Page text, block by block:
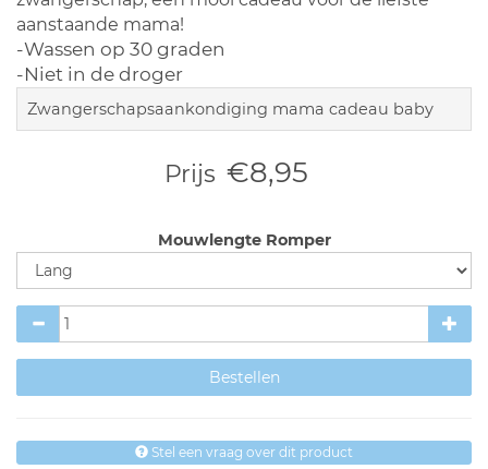
aanstaande mama!
-Wassen op 30 graden
-Niet in de droger
Zwangerschapsaankondiging mama cadeau baby
Prijs €8,95
Mouwlengte Romper
Stel een vraag over dit product